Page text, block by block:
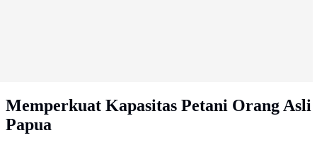
Memperkuat Kapasitas Petani Orang Asli
Papua